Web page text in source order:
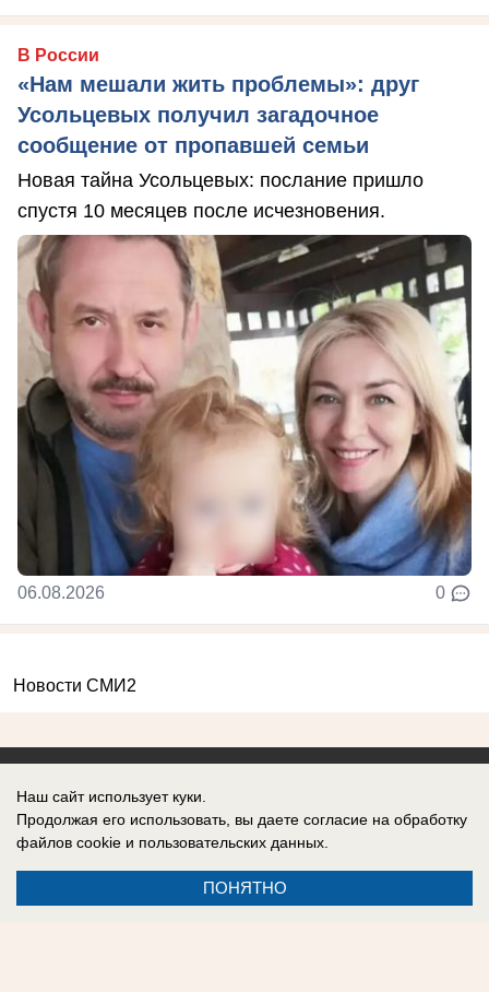
В России
«Нам мешали жить проблемы»: друг
Усольцевых получил загадочное
сообщение от пропавшей семьи
Новая тайна Усольцевых: послание пришло
спустя 10 месяцев после исчезновения.
06.08.2026 0
Новости СМИ2
Реклама на сайте
Вакансии
Наш сайт использует куки.
Продолжая его использовать, вы даете согласие на обработку
файлов cookie и пользовательских данных.
ПОНЯТНО